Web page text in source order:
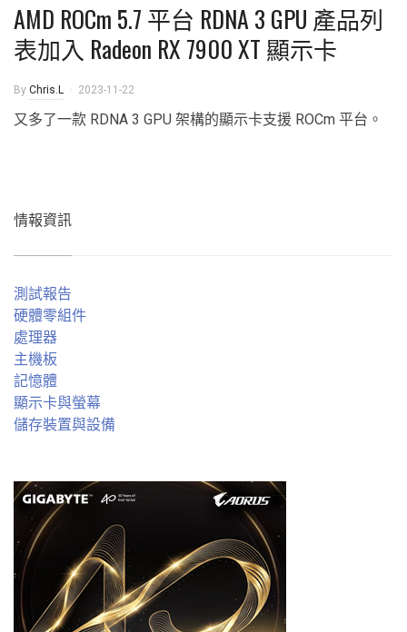
AMD ROCm 5.7 平台 RDNA 3 GPU 產品列
表加入 Radeon RX 7900 XT 顯示卡
By Chris.L 2023-11-22
又多了一款 RDNA 3 GPU 架構的顯示卡支援 ROCm 平台。
情報資訊
測試報告
硬體零組件
處理器
主機板
記憶體
顯示卡與螢幕
儲存裝置與設備